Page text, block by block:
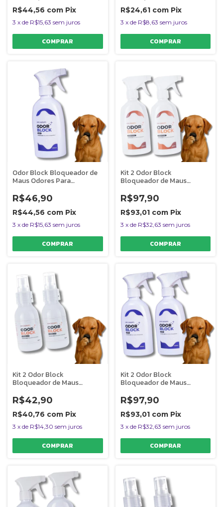
R$44,56 com Pix
3 x de R$15,63 sem juros
R$24,61 com Pix
3 x de R$8,63 sem juros
Odor Block Bloqueador de
Maus Odores Para
400ml
R$46,90
R$44,56 com Pix
3 x de R$15,63 sem juros
Kit 2 Odor Block
Bloqueador de Maus
Odores Para Ambientes
Amadeirado 400ml
R$97,90
R$93,01 com Pix
3 x de R$32,63 sem juros
Kit 2 Odor Block
Bloqueador de Maus
Amadeirado 60ml
R$42,90
R$40,76 com Pix
3 x de R$14,30 sem juros
Kit 2 Odor Block
Bloqueador de Maus
Ação Neutro 400ml
R$97,90
R$93,01 com Pix
3 x de R$32,63 sem juros